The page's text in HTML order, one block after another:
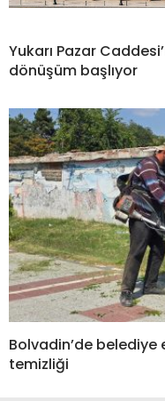
Yukarı Pazar
dönüşüm başlıyor
Bolvadin’de
temizliği